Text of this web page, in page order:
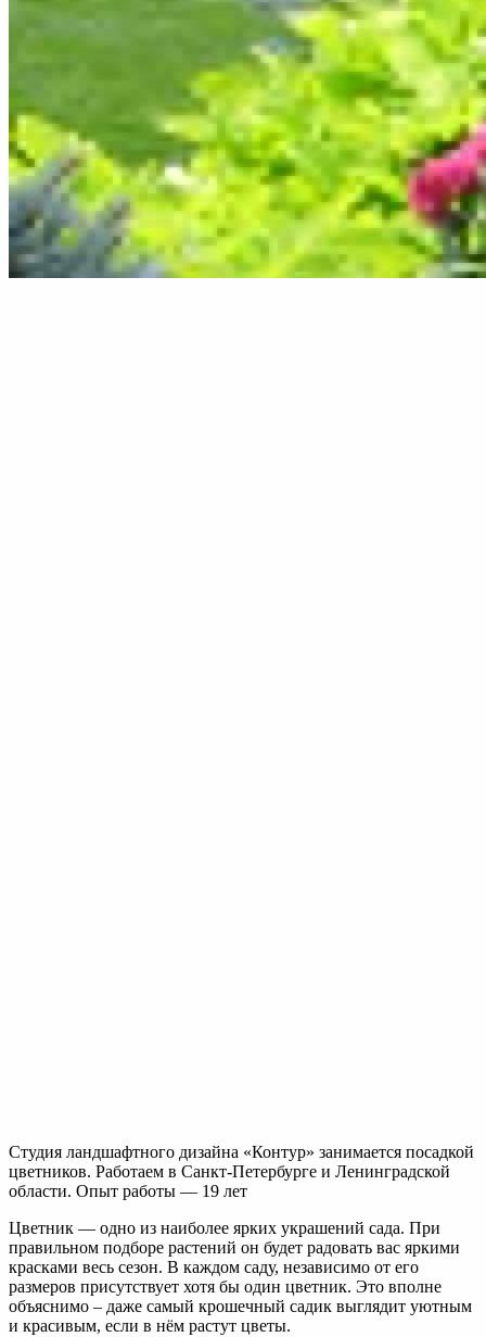
Студия ландшафтного дизайна «Контур» занимается посадкой
цветников. Работаем в Санкт-Петербурге и Ленинградской
области. Опыт работы — 19 лет
Цветник — одно из наиболее ярких украшений сада. При
правильном подборе растений он будет радовать вас яркими
красками весь сезон. В каждом саду, независимо от его
размеров присутствует хотя бы один цветник. Это вполне
объяснимо – даже самый крошечный садик выглядит уютным
и красивым, если в нём растут цветы.